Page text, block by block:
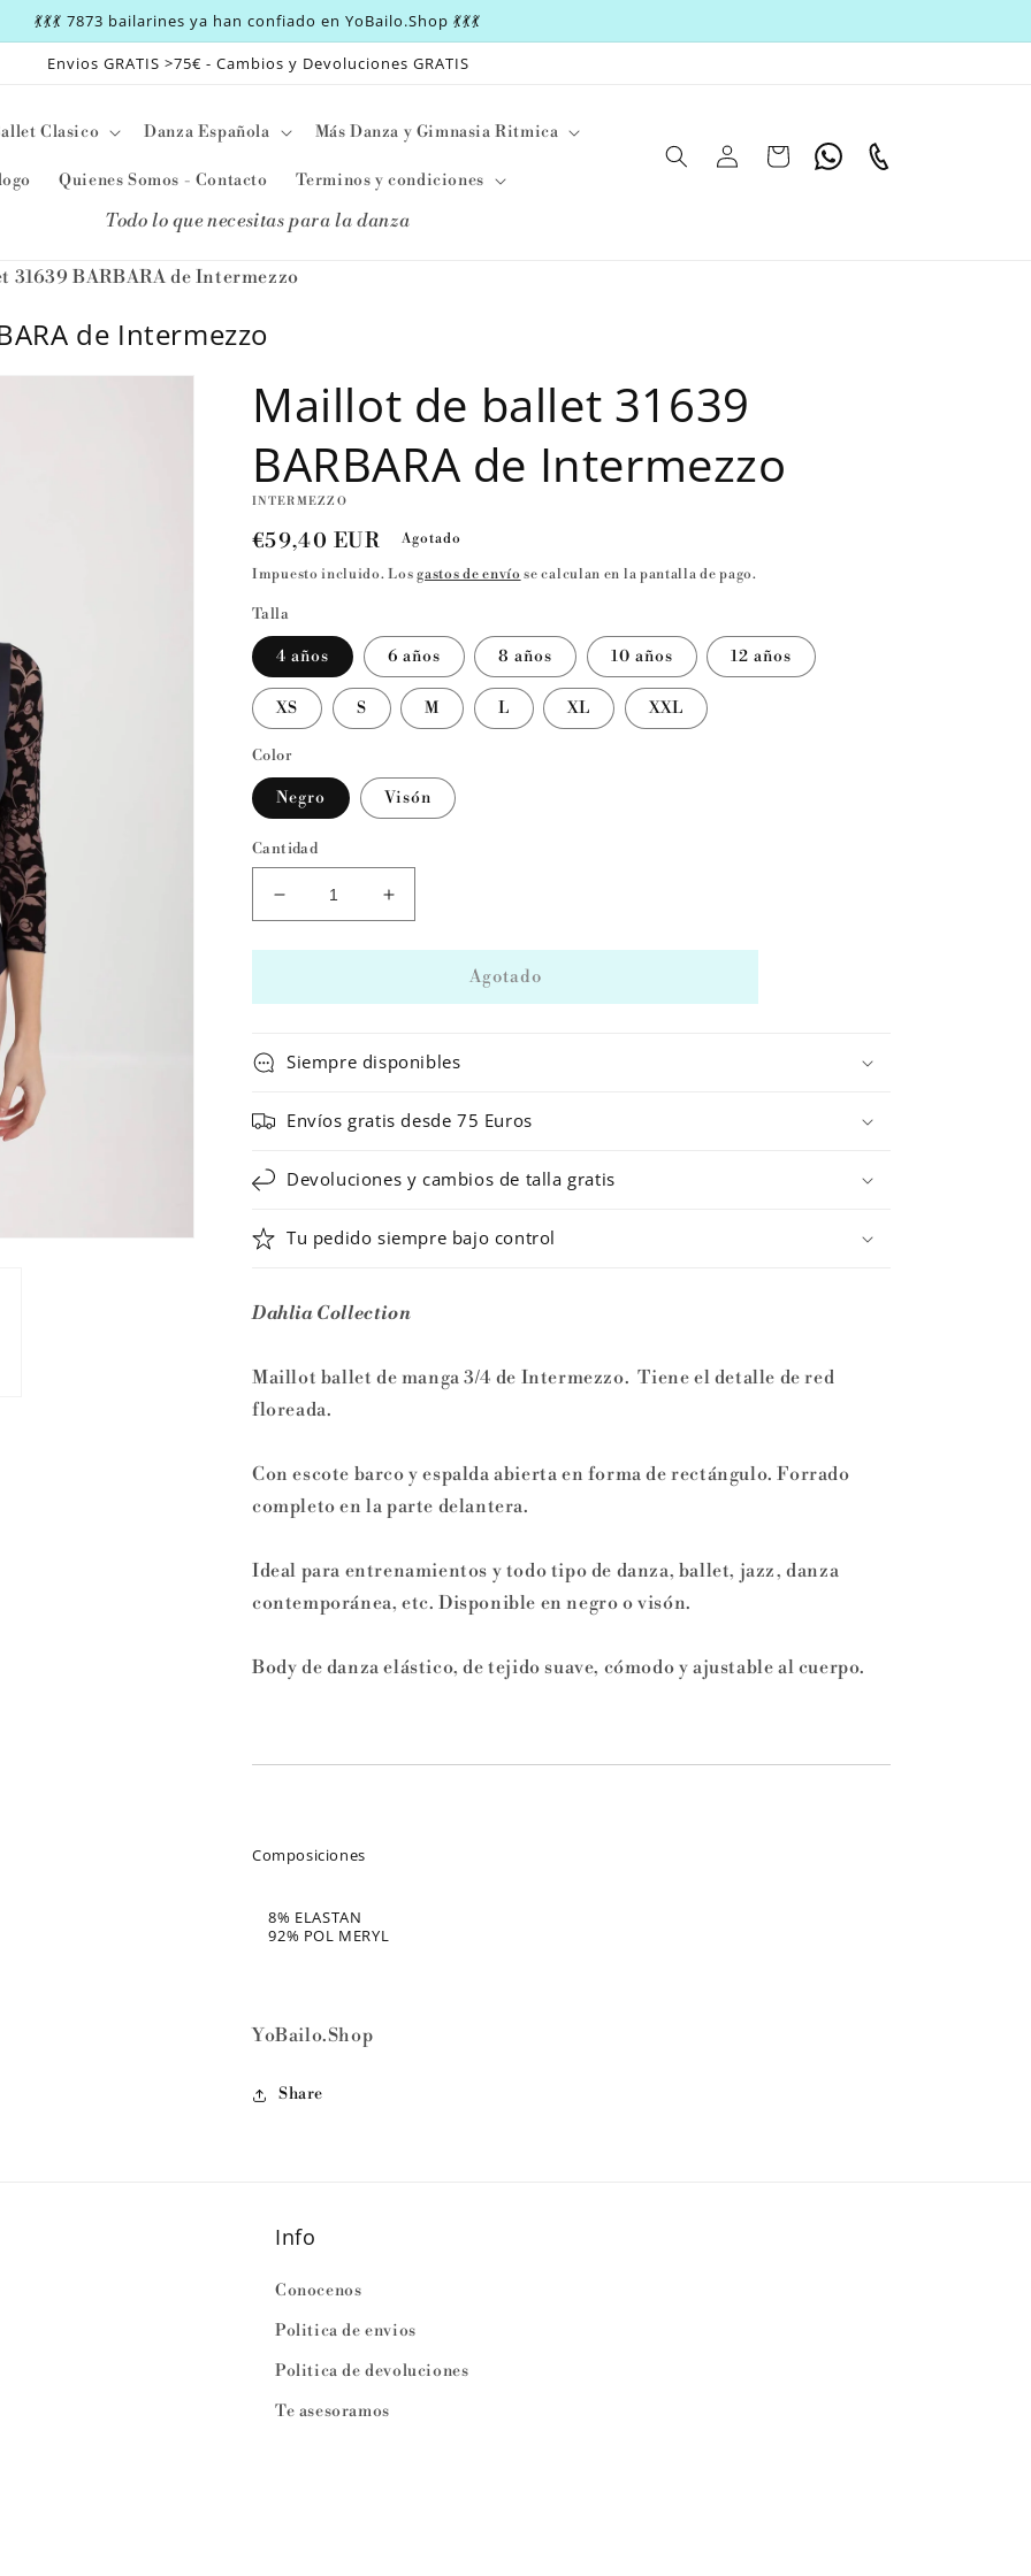
💃💃💃 7873 bailarines ya han confiado en YoBailo.Shop 💃💃💃
Envios GRATIS >75€ - Cambios y Devoluciones GRATIS
Clasico Danza Española Más Danza y Gimnasia Ritmica
Quienes Somos - Contacto Terminos y condiciones
Iniciar
sesión
CarritoWhatsappTeléfono
Todo lo que necesitas para la danza
31639 BARBARA de Intermezzo
de Intermezzo
Maillot de ballet 31639
BARBARA de Intermezzo
INTERMEZZO
Precio
habitual
€59,40 EUR Agotado
Impuesto incluido. Losgastos de envío se calculan en la pantalla de pago.
Talla
4 años 6 años 8 años 10 años 12 años
XS S M L XL XXL
Color
Negro Visón
Cantidad
Reducir
cantidad
para
de
BARBARA
Intermezzo
Aumentar
cantidad
para
de
31639
BARBARA
Intermezzo
Agotado
Siempre disponibles
Envíos gratis desde 75 Euros
Devoluciones y cambios de talla gratis
Tu pedido siempre bajo control
Dahlia Collection
Maillot ballet de manga 3/4 de Intermezzo. Tiene el detalle de red
floreada.
Con escote barco y espalda abierta en forma de rectángulo. Forrado
completo en la parte delantera.
Ideal para entrenamientos y todo tipo de danza, ballet, jazz, danza
contemporánea, etc. Disponible en negro o visón.
Body de danza elástico, de tejido suave, cómodo y ajustable al cuerpo.
Composiciones
8% ELASTAN
92% POL MERYL
YoBailo.Shop
Share
Info
Conocenos
Politica de envios
Politica de devoluciones
Te asesoramos